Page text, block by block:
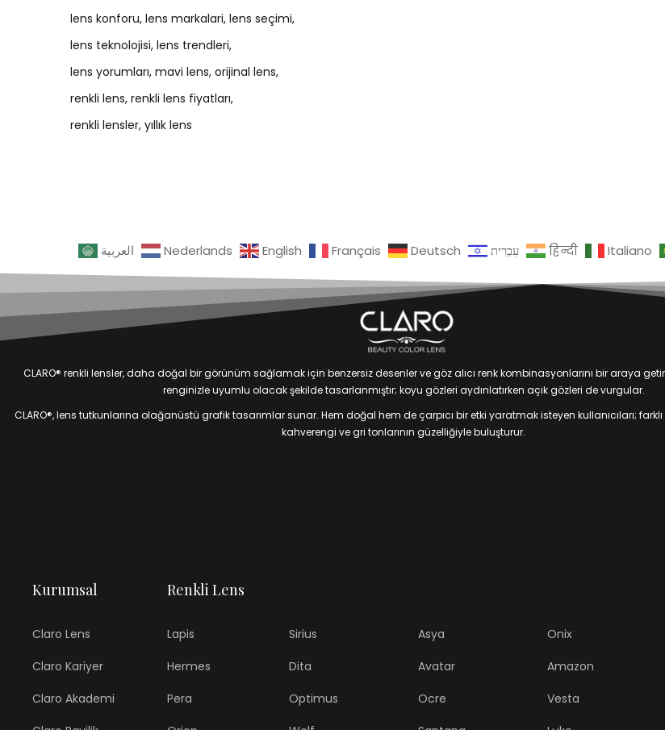
lens konforu lens markalari lens seçimi
lens teknolojisi lens trendleri
lens yorumları mavi lens orijinal lens
renkli lens renkli lens fiyatları
renkli lensler yıllık lens
العربية Nederlands English Français Deutsch עִבְרִית हिन्दी Italiano
CLARO® renkli lensler, daha doğal bir görünüm sağlamak için benzersiz desenler ve göz alıcı renk kombinasyonlarını bir araya
renginizle uyumlu olacak şekilde tasarlanmıştır; koyu gözleri aydınlatırken açık gözleri de vurgular.
CLARO®, lens tutkunlarına olağanüstü grafik tasarımlar sunar. Hem doğal hem de çarpıcı bir etki yaratmak isteyen kullanıcıları;
kahverengi ve gri tonlarının güzelliğiyle buluşturur.
Kurumsal
Claro Lens
Claro Kariyer
Claro Akademi
Renkli Lens
Lapis
Hermes
Pera
Sirius
Dita
Optimus
Asya
Avatar
Ocre
Onix
Amazon
Vesta